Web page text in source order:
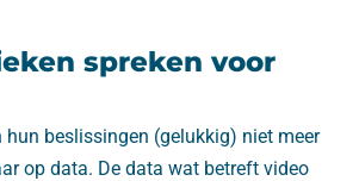
spreken voor
hun beslissingen (gelukkig) niet meer
op data. De data wat betreft video